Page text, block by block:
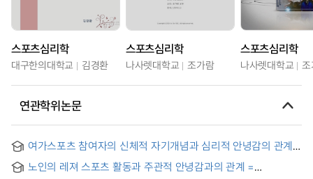
스포츠심리학
대구한의대학교 김경환
스포츠심리학
나사렛대학교 조가람
스포츠심리학
나사렛대학교
연관학위논문
여가스포츠 참여자의 신체적 자기개념과 심리적 안녕감의 관계
psychological well-being in leisure sport participant
노인의 레져 스포츠 활동과 주관적 안녕감과의 관계 =